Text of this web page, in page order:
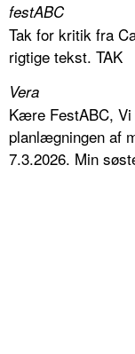
festABC
Tak for kritik fra
rigtige tekst. TAK
Vera
Kære FestABC,
planlægningen af
7.3.2026. Min